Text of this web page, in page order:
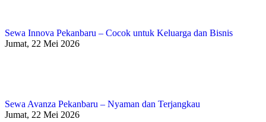
Sewa Innova Pekanbaru – Cocok untuk Keluarga dan Bisnis
Jumat, 22 Mei 2026
Sewa Avanza Pekanbaru – Nyaman dan Terjangkau
Jumat, 22 Mei 2026